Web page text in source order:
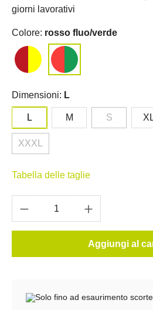
giorni lavorativi
Colore: rosso fluo/verde
Dimensioni: L
L M S
XXXL
Tabella delle taglie
Aggiungi al
Solo fino ad esaurimento